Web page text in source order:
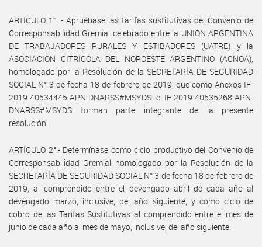
ARTÍCULO 1°. - Apruébase las tarifas sustitutivas del Convenio de
Corresponsabilidad Gremial celebrado entre la UNIÓN ARGENTINA
DE TRABAJADORES RURALES Y ESTIBADORES (UATRE) y la
ASOCIACION CITRICOLA DEL NOROESTE ARGENTINO (ACNOA),
homologado por la Resolución de la SECRETARÍA DE SEGURIDAD
SOCIAL N° 3 de fecha 18 de febrero de 2019, que como Anexos IF-
2019-40534445-APN-DNARSS#MSYDS e IF-2019-40535268-APN-
DNARSS#MSYDS forman parte integrante de la presente
resolución.
ARTÍCULO 2°.- Determínase como ciclo productivo del Convenio de
Corresponsabilidad Gremial homologado por la Resolución de la
SECRETARÍA DE SEGURIDAD SOCIAL N° 3 de fecha 18 de febrero de
2019, al comprendido entre el devengado abril de cada año al
devengado marzo, inclusive, del año siguiente; y como ciclo de
cobro de las Tarifas Sustitutivas al comprendido entre el mes de
junio de cada año al mes de mayo, inclusive, del año siguiente.